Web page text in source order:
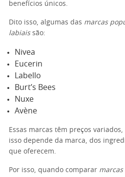
benefícios únicos.
Dito isso, algumas das marcas
labiaissão:
Nivea
Eucerin
Labello
Burt’s Bees
Nuxe
Avène
Essas marcas têm preços variados,
isso depende da marca, dos
que oferecem.
Por isso, quando comparar